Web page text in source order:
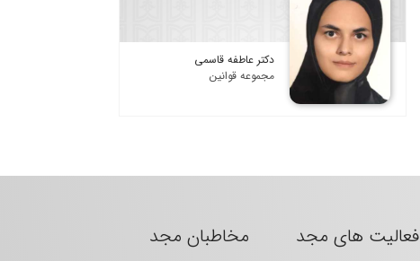
دکتر عاطفه قاسمی
مجموعه قوانین
فعالیت های مجد مخاطبان مجد